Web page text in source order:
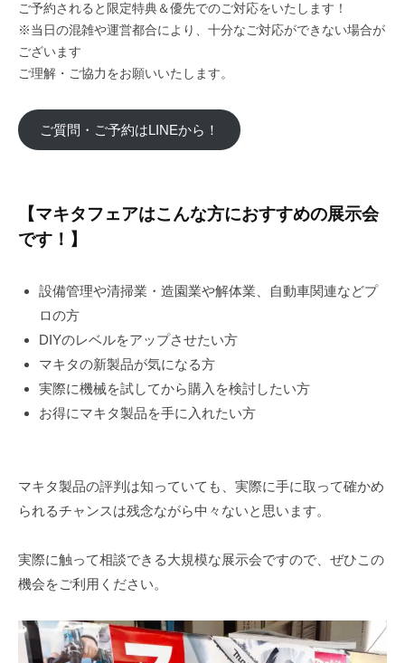
ご予約されると限定特典＆優先でのご対応をいたします！
※当日の混雑や運営都合により、十分なご対応ができない場合が
ございます
ご理解・ご協力をお願いいたします。
ご質問・ご予約はLINEから！
【マキタフェアはこんな方におすすめの展示会
です！】
設備管理や清掃業・造園業や解体業、自動車関連などプ
ロの方
DIYのレベルをアップさせたい方
マキタの新製品が気になる方
実際に機械を試してから購入を検討したい方
お得にマキタ製品を手に入れたい方
マキタ製品の評判は知っていても、実際に手に取って確かめ
られるチャンスは残念ながら中々ないと思います。
実際に触って相談できる大規模な展示会ですので、ぜひこの
機会をご利用ください。